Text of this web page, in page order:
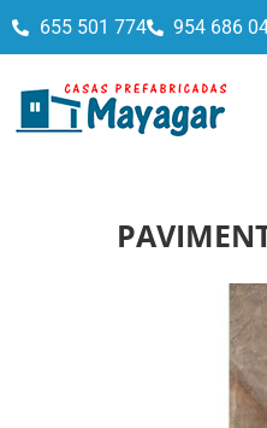
655 501 774 954 686